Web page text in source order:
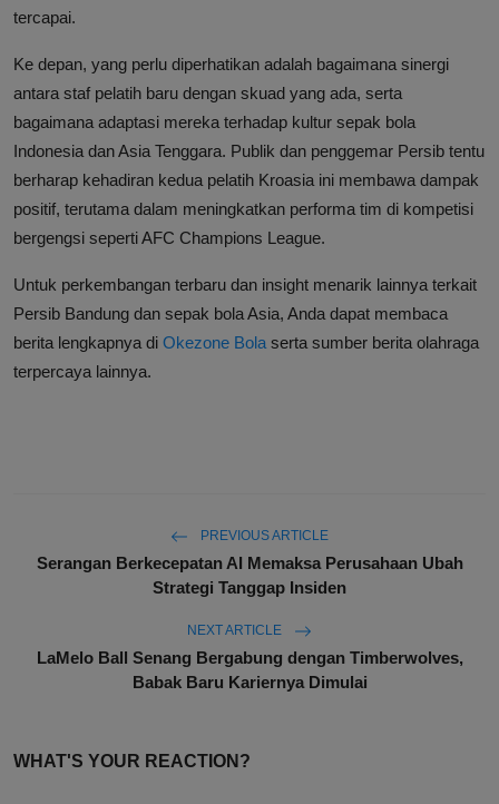
tercapai.
Ke depan, yang perlu diperhatikan adalah bagaimana sinergi
antara staf pelatih baru dengan skuad yang ada, serta
bagaimana adaptasi mereka terhadap kultur sepak bola
Indonesia dan Asia Tenggara. Publik dan penggemar Persib tentu
berharap kehadiran kedua pelatih Kroasia ini membawa dampak
positif, terutama dalam meningkatkan performa tim di kompetisi
bergengsi seperti AFC Champions League.
Untuk perkembangan terbaru dan insight menarik lainnya terkait
Persib Bandung dan sepak bola Asia, Anda dapat membaca
berita lengkapnya di Okezone Bola serta sumber berita olahraga
terpercaya lainnya.
PREVIOUS ARTICLE
Serangan Berkecepatan AI Memaksa Perusahaan Ubah
Strategi Tanggap Insiden
NEXT ARTICLE
LaMelo Ball Senang Bergabung dengan Timberwolves,
Babak Baru Kariernya Dimulai
WHAT'S YOUR REACTION?